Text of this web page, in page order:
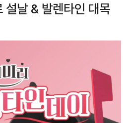
설날 & 발렌타인 대목